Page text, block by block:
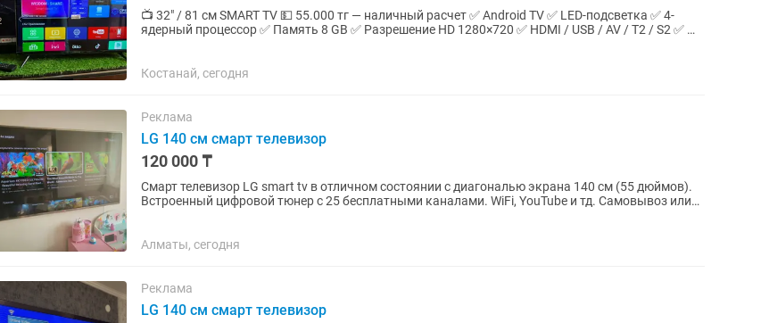
📺 32" / 81 см SMART TV 💵 55.000 тг — наличный расчет ✅ Android TV ✅ LED-подсветка ✅ 4-
ядерный процессор ✅ Память 8 GB ✅ Разрешение HD 1280×720 ✅ HDMI / USB / AV / T2 / S2 ✅ Wi-
Костанай, сегодня
Реклама
LG 140 см смарт телевизор
120 000 ₸
Смарт телевизор LG smart tv в отличном состоянии с диагональю экрана 140 см (55 дюймов).
Встроенный цифровой тюнер с 25 бесплатными каналами. WiFi, YouTube и тд. Самовывоз или
Алматы, сегодня
Реклама
LG 140 см смарт телевизор